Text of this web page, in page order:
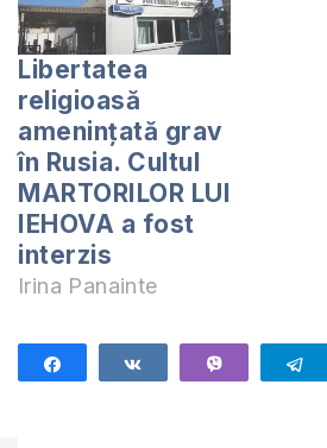
Libertatea
religioasă
amenințată grav
în Rusia. Cultul
MARTORILOR LUI
IEHOVA a fost
interzis
Irina Panainte